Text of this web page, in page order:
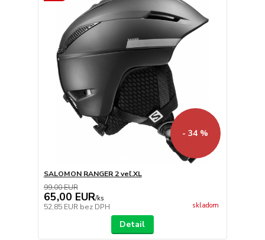
- 34 %
SALOMON RANGER 2 veľ.XL
99,00 EUR
65,00 EUR/ks
52,85 EUR bez DPH skladom
Detail